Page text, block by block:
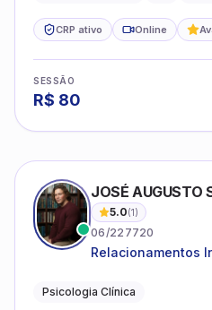
CRP ativo Online
SESSÃO
R$ 80
JOSÉ AUGUSTO
5.0(1)
06/227720
Relacionamentos
Psicologia Clínica